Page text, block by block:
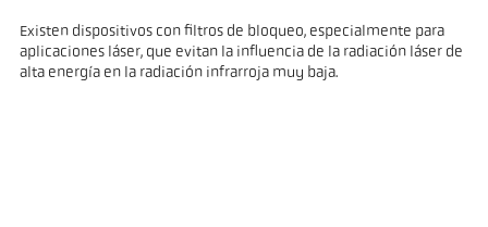
Existen dispositivos con filtros de bloqueo, especialmente para
aplicaciones láser, que evitan la influencia de la radiación láser de
alta energía en la radiación infrarroja muy baja.